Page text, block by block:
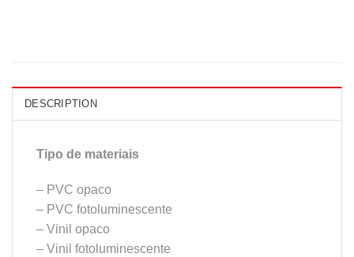
DESCRIPTION
Tipo de materiais
– PVC opaco
– PVC fotoluminescente
– Vinil opaco
– Vinil fotoluminescente